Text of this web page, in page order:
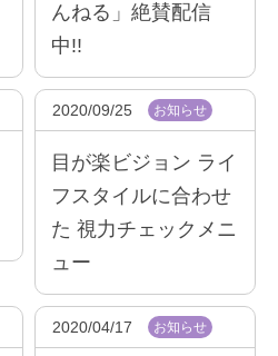
んねる」絶賛配信
中!!
2020/09/25 お知らせ
目が楽ビジョン ライ
フスタイルに合わせ
た 視力チェックメニ
ュー
2020/04/17 お知らせ